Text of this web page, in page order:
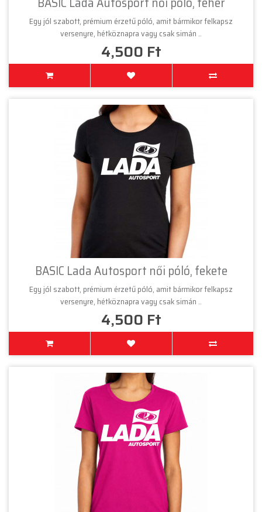
Egy jól szabott, prémium érzetű póló, amit bármikor felkapsz
versenyre, hétköznapra vagy csak simán ..
4,500 Ft
BASIC Lada Autosport női póló, fekete
Egy jól szabott, prémium érzetű póló, amit bármikor felkapsz
versenyre, hétköznapra vagy csak simán ..
4,500 Ft